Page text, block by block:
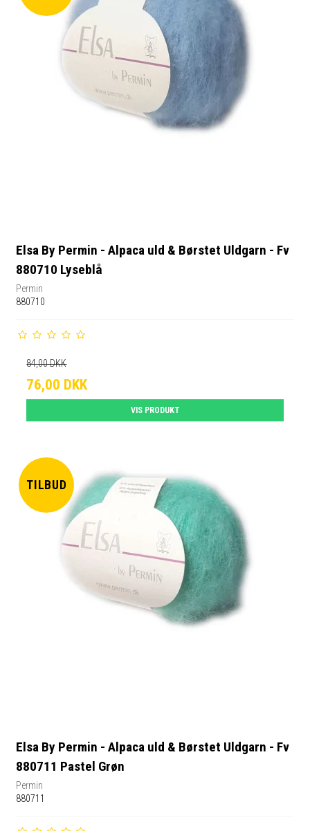
Elsa By Permin - Alpaca uld & Børstet Uldgarn - Fv
880710 Lyseblå
Permin
880710
84,00 DKK
76,00 DKK
VIS PRODUKT
TILBUD
Elsa By Permin - Alpaca uld & Børstet Uldgarn - Fv
880711 Pastel Grøn
Permin
880711